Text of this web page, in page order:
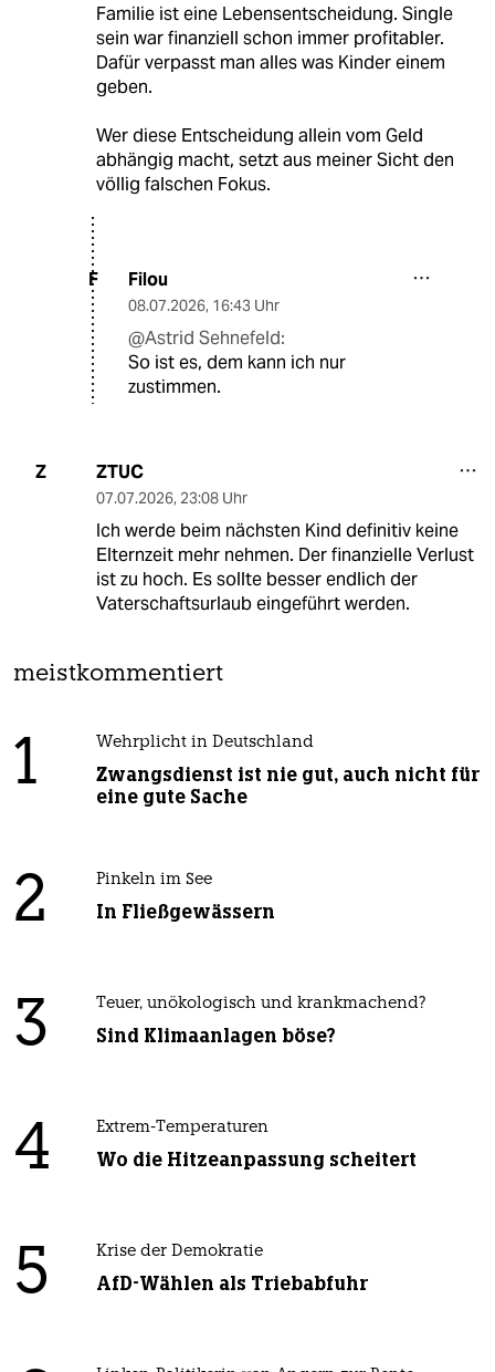
Familie ist eine Lebensentscheidung. Single
sein war finanziell schon immer profitabler.
Dafür verpasst man alles was Kinder einem
geben.
Wer diese Entscheidung allein vom Geld
abhängig macht, setzt aus meiner Sicht den
völlig falschen Fokus.
F Filou
08.07.2026, 16:43 Uhr
@Astrid Sehnefeld:
So ist es, dem kann ich nur
zustimmen.
Z ZTUC
07.07.2026, 23:08 Uhr
Ich werde beim nächsten Kind definitiv keine
Elternzeit mehr nehmen. Der finanzielle Verlust
ist zu hoch. Es sollte besser endlich der
Vaterschaftsurlaub eingeführt werden.
meistkommentiert
1 Wehrplicht in Deutschland
Zwangsdienst ist nie gut, auch nicht für
eine gute Sache
2 Pinkeln im See
In Fließgewässern
3 Teuer, unökologisch und krankmachend?
Sind Klimaanlagen böse?
4 Extrem-Temperaturen
Wo die Hitzeanpassung scheitert
5 Krise der Demokratie
AfD-Wählen als Triebabfuhr